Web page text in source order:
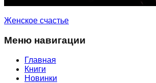
Женское счастье
Меню навигации
Главная
Книги
Новинки